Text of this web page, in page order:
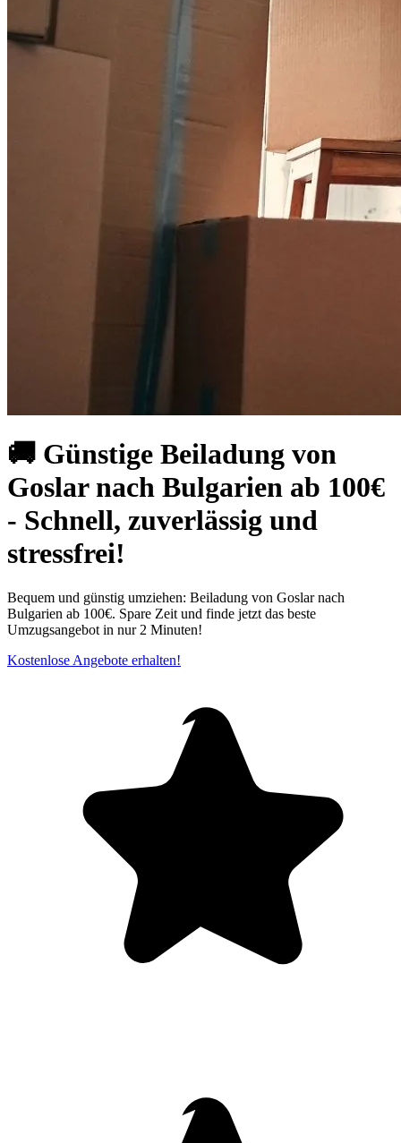
🚚 Günstige Beiladung von
Goslar nach Bulgarien ab 100€
- Schnell, zuverlässig und
stressfrei!
Bequem und günstig umziehen: Beiladung von Goslar nach
Bulgarien ab 100€. Spare Zeit und finde jetzt das beste
Umzugsangebot in nur 2 Minuten!
Kostenlose Angebote erhalten!